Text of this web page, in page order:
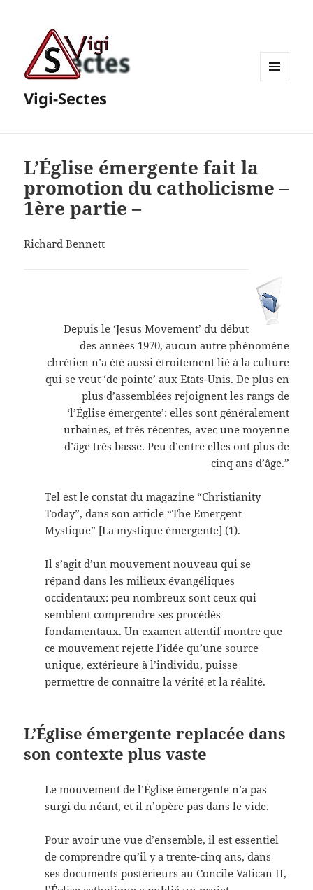
Vigi-Sectes
L’Église émergente fait la
promotion du catholicisme –
1ère partie –
Richard Bennett
Depuis le ‘Jesus Movement’ du début
des années 1970, aucun autre phénomène
chrétien n’a été aussi étroitement lié à la culture
qui se veut ‘de pointe’ aux Etats-Unis. De plus en
plus d’assemblées rejoignent les rangs de
‘l’Église émergente’: elles sont généralement
urbaines, et très récentes, avec une moyenne
d’âge très basse. Peu d’entre elles ont plus de
cinq ans d’âge.”
Tel est le constat du magazine “Christianity
Today”, dans son article “The Emergent
Mystique” [La mystique émergente] (1).
Il s’agit d’un mouvement nouveau qui se
répand dans les milieux évangéliques
occidentaux: peu nombreux sont ceux qui
semblent comprendre ses procédés
fondamentaux. Un examen attentif montre que
ce mouvement rejette l’idée qu’une source
unique, extérieure à l’individu, puisse
permettre de connaître la vérité et la réalité.
L’Église émergente replacée dans
son contexte plus vaste
Le mouvement de l’Église émergente n’a pas
surgi du néant, et il n’opère pas dans le vide.
Pour avoir une vue d’ensemble, il est essentiel
de comprendre qu’il y a trente-cinq ans, dans
ses documents postérieurs au Concile Vatican II,